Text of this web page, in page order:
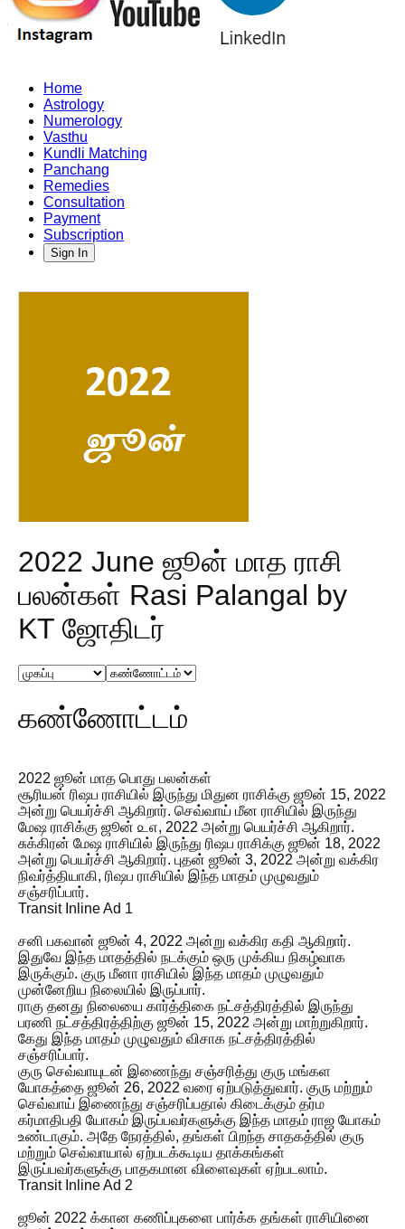
Home
Astrology
Numerology
Vasthu
Kundli Matching
Panchang
Remedies
Consultation
Payment
Subscription
Sign In
2022 June ஜூன் மாத ராசி
பலன்கள் Rasi Palangal by
KT ஜோதிடர்
கண்ணோட்டம்
2022 ஜூன் மாத பொது பலன்கள்
சூரியன் ரிஷப ராசியில் இருந்து மிதுன ராசிக்கு ஜூன் 15, 2022
அன்று பெயர்ச்சி ஆகிறார். செவ்வாய் மீன ராசியில் இருந்து
மேஷ ராசிக்கு ஜூன் ௨௭, 2022 அன்று பெயர்ச்சி ஆகிறார்.
சுக்கிரன் மேஷ ராசியில் இருந்து ரிஷப ராசிக்கு ஜூன் 18, 2022
அன்று பெயர்ச்சி ஆகிறார். புதன் ஜூன் 3, 2022 அன்று வக்கிர
நிவர்த்தியாகி, ரிஷப ராசியில் இந்த மாதம் முழுவதும்
சஞ்சரிப்பார்.
Transit Inline Ad 1
சனி பகவான் ஜூன் 4, 2022 அன்று வக்கிர கதி ஆகிறார்.
இதுவே இந்த மாதத்தில் நடக்கும் ஒரு முக்கிய நிகழ்வாக
இருக்கும். குரு மீனா ராசியில் இந்த மாதம் முழுவதும்
முன்னேறிய நிலையில் இருப்பார்.
ராகு தனது நிலையை கார்த்திகை நட்சத்திரத்தில் இருந்து
பரணி நட்சத்திரத்திற்கு ஜூன் 15, 2022 அன்று மாற்றுகிறார்.
கேது இந்த மாதம் முழுவதும் விசாக நட்சத்திரத்தில்
சஞ்சரிப்பார்.
குரு செவ்வாயுடன் இணைந்து சஞ்சரித்து குரு மங்கள
யோகத்தை ஜூன் 26, 2022 வரை ஏற்படுத்துவார். குரு மற்றும்
செவ்வாய் இணைந்து சஞ்சரிப்பதால் கிடைக்கும் தர்ம
கர்மாதிபதி யோகம் இருப்பவர்களுக்கு இந்த மாதம் ராஜ யோகம்
உண்டாகும். அதே நேரத்தில், தங்கள் பிறந்த சாதகத்தில் குரு
மற்றும் செவ்வாயால் ஏற்படக்கூடிய தாக்கங்கள்
இருப்பவர்களுக்கு பாதகமான விளைவுகள் ஏற்படலாம்.
Transit Inline Ad 2
ஜூன் 2022 க்கான கணிப்புகளை பார்க்க தங்கள் ராசியினை